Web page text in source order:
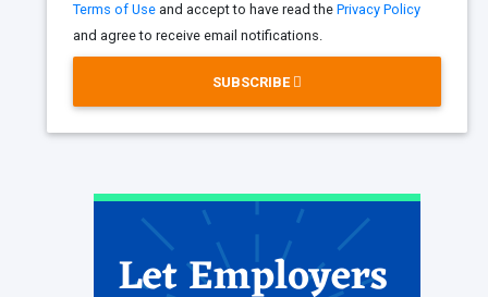
Terms of Use and accept to have read the Privacy Policy
and agree to receive email notifications.
SUBSCRIBE